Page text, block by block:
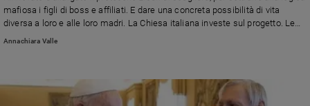
mafiosa i figli di boss e affiliati. E dare una concreta possibilità di vita
diversa a loro e alle loro madri. La Chiesa italiana investe sul progetto. Le
parole del sottosegretario, don Gianluca Marchetti
Annachiara Valle